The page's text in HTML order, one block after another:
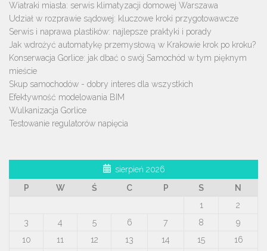
Wiatraki miasta: serwis klimatyzacji domowej Warszawa
Udział w rozprawie sądowej: kluczowe kroki przygotowawcze
Serwis i naprawa plastików: najlepsze praktyki i porady
Jak wdrożyć automatykę przemysłową w Krakowie krok po kroku?
Konserwacja Gorlice: jak dbać o swój Samochód w tym pięknym
mieście
Skup samochodów - dobry interes dla wszystkich
Efektywność modelowania BIM
Wulkanizacja Gorlice
Testowanie regulatorów napięcia
sierpień 2026
P
W Ś C P S
N
1
2
3
4 5 6 7 8
9
10
11 12 13 14 15 16